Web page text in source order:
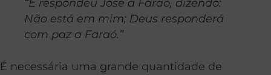
“E respondeu José a Faraó, dizendo:
Não está em mim; Deus responderá
com paz a Faraó.”
É necessária uma grande quantidade de